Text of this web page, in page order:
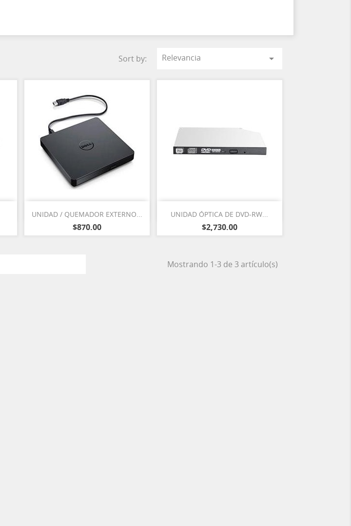
Sort by: Relevancia 
UNIDAD / QUEMADOR EXTERNO...
$870.00
 UNIDAD ÓPTICA DE DVD-RW...
$2,730.00

Mostrando 1-3 de 3 artículo(s)